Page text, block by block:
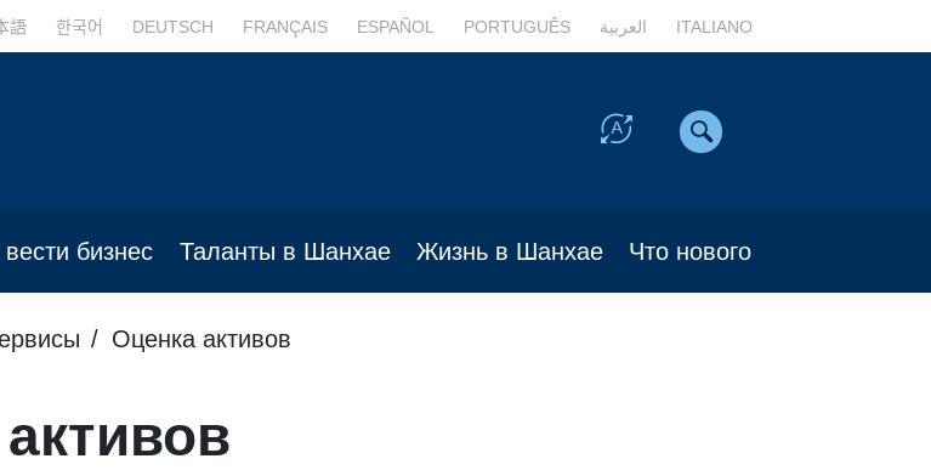
語 한국어 DEUTSCH FRANÇAIS ESPAÑOL PORTUGUÊS العربية ITALIANO
вести бизнес Таланты в Шанхае Жизнь в Шанхае Что нового
Оценка активов